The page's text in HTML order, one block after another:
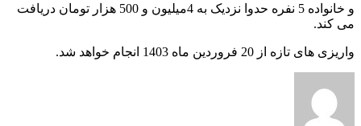
و خانواده 5 نفره حدوا نزدیک به 4میلیون و 500 هزار تومان دریافت
می کند.
واریزی های تازه از 20 فروردین ماه 1403 انجام خواهد شد.